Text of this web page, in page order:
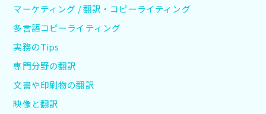
マーケティング / 翻訳・コピーライティング
多言語コピーライティング
実務のTips
専門分野の翻訳
文書や印刷物の翻訳
映像と翻訳